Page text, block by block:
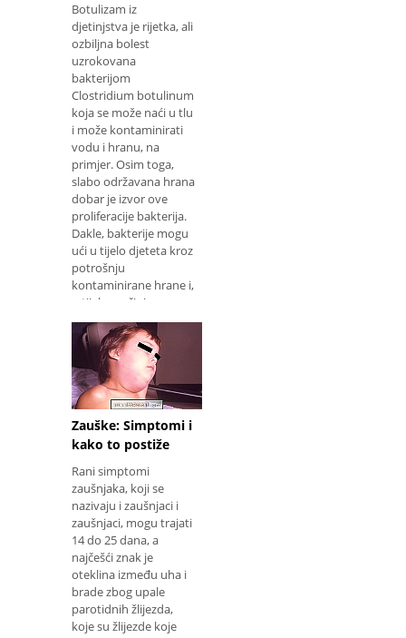
Botulizam iz
djetinjstva je rijetka, ali
ozbiljna bolest
uzrokovana
bakterijom
Clostridium botulinum
koja se može naći u tlu
i može kontaminirati
vodu i hranu, na
primjer. Osim toga,
slabo održavana hrana
dobar je izvor ove
proliferacije bakterija.
Dakle, bakterije mogu
ući u tijelo djeteta kroz
potrošnju
kontaminirane hrane i,
u tijelu, počinje
proizvoditi toksin koji
rezultira pojavom
simptoma. Sazna
Zauške: Simptomi i
kako to postiže
Rani simptomi
zaušnjaka, koji se
nazivaju i zaušnjaci i
zaušnjaci, mogu trajati
14 do 25 dana, a
najčešći znak je
oteklina između uha i
brade zbog upale
parotidnih žlijezda,
koje su žlijezde koje